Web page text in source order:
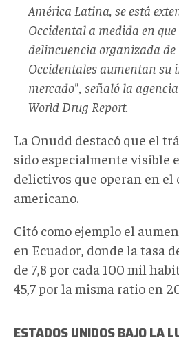
América Latina, se está
Occidental a medida en
delincuencia organizada de
Occidentales aumentan su
mercado", señaló la
World Drug Report.
La Onudd destacó que el
sido especialmente visible
delictivos que operan en
americano.
Citó como ejemplo el
en Ecuador, donde la tasa
de 7,8 por cada 100 mil
45,7 por la misma ratio en
ESTADOS UNIDOS BAJO LA